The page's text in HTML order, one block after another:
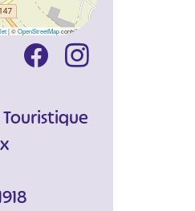
|©OpenStreetMapcontributors